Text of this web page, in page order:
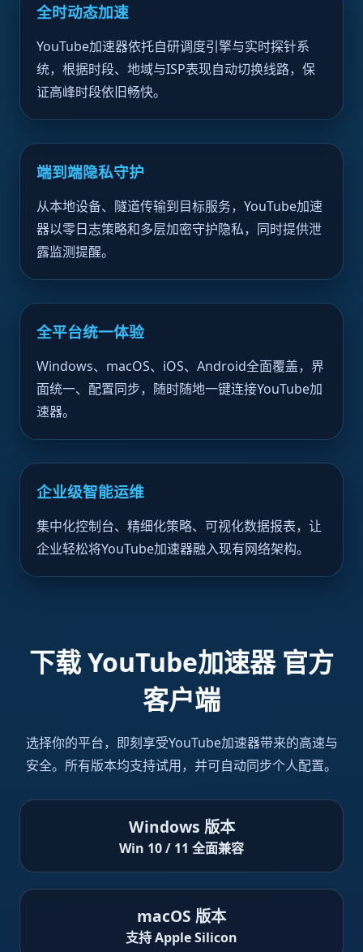
全时动态加速
YouTube加速器依托自研调度引擎与实时探针系
统，根据时段、地域与ISP表现自动切换线路，保
证高峰时段依旧畅快。
端到端隐私守护
从本地设备、隧道传输到目标服务，YouTube加速
器以零日志策略和多层加密守护隐私，同时提供泄
露监测提醒。
全平台统一体验
Windows、macOS、iOS、Android全面覆盖，界
面统一、配置同步，随时随地一键连接YouTube加
速器。
企业级智能运维
集中化控制台、精细化策略、可视化数据报表，让
企业轻松将YouTube加速器融入现有网络架构。
下载 YouTube加速器 官方
客户端
选择你的平台，即刻享受YouTube加速器带来的高速与
安全。所有版本均支持试用，并可自动同步个人配置。
Windows 版本
Win 10 / 11 全面兼容
macOS 版本
支持 Apple Silicon